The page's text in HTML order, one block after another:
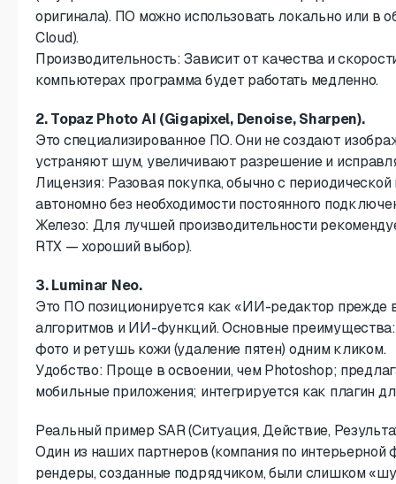
оригинала). ПО можно использовать локально или в
Cloud).
Производительность: Зависит от качества и
компьютерах программа будет работать медленно.
2. Topaz Photo AI (Gigapixel, Denoise, Sharpen).
Это специализированное ПО. Они не создают
устраняют шум, увеличивают разрешение и
Лицензия: Разовая покупка, обычно с периодической
автономно без необходимости постоянного
Железо: Для лучшей производительности
RTX — хороший выбор).
3. Luminar Neo.
Это ПО позиционируется как «ИИ-редактор прежде
алгоритмов и ИИ-функций. Основные преимущества:
фото и ретушь кожи (удаление пятен) одним кликом.
Удобство: Проще в освоении, чем Photoshop;
мобильные приложения; интегрируется как плагин
Реальный пример SAR (Ситуация, Действие,
Один из наших партнеров (компания по интерьерной
рендеры, созданные подрядчиком, были слишком